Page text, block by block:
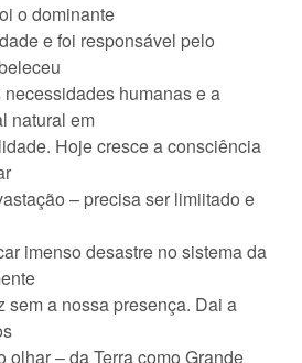
o dominante
e foi responsável pelo
humanas e a
natural em
Hoje cresce a consciência
– precisa ser limiitado e
imenso desastre no sistema da
sem a nossa presença. Dai a
olhar – da Terra como Grande